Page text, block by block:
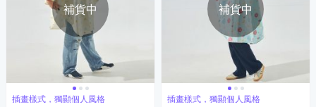
補貨中
插畫樣式，獨顯個人風格
補貨中
插畫樣式，獨顯個人風格